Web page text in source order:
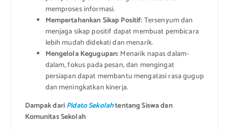
memproses informasi.
Mempertahankan Sikap Positif:Tersenyum dan
menjaga sikap positif dapat membuat pembicara
lebih mudah didekati dan menarik.
Mengelola Kegugupan:Menarik napas dalam-
dalam, fokus pada pesan, dan mengingat
persiapan dapat membantu mengatasi rasa gugup
dan meningkatkan kinerja.
Dampak dariPidato Sekolahtentang Siswa dan
Komunitas Sekolah